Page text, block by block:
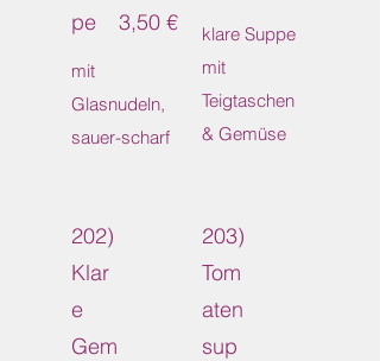
pe
mit
Glasnudeln,
sauer-scharf
3,50 €
klare Suppe
mit
Teigtaschen
& Gemüse
202)
Klar
e
Gem
203)
Tom
aten
sup